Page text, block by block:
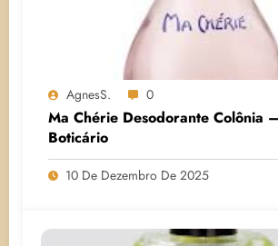
AgnesS. 0
Ma Chérie Desodorante Colônia
Boticário
10 De Dezembro De 2025